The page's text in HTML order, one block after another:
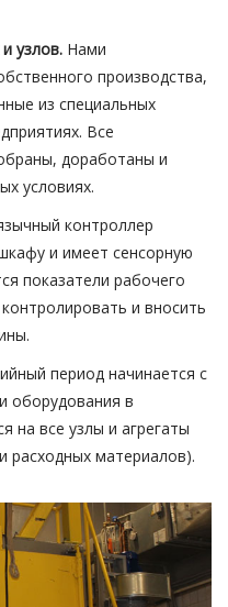
узлов. Нами
производства,
из специальных
Все
доработаны и
условиях.
контроллер
и имеет сенсорную
показатели рабочего
и вносить
период начинается с
оборудования в
на все узлы и агрегаты
материалов).